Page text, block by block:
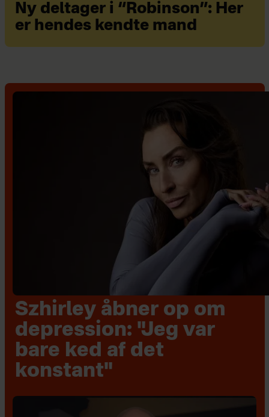
Ny deltager i “Robinson”: Her
er hendes kendte mand
Szhirley åbner op om
depression: "Jeg var
bare ked af det
konstant"